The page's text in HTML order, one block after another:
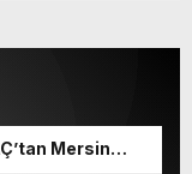
Mersin
Başkanı Vahap